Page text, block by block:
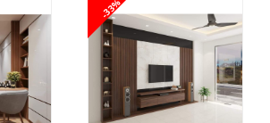
-33%